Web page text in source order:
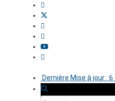
Dernière Mise à jour :